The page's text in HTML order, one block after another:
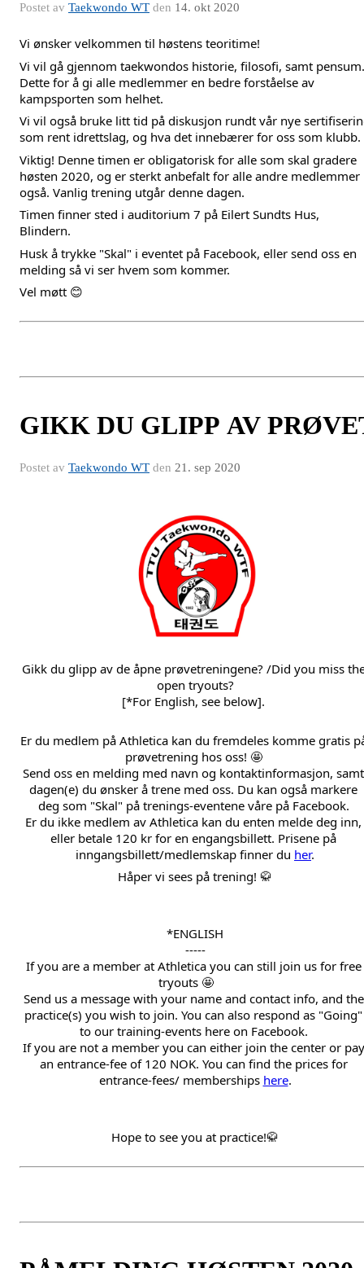
Postet av Taekwondo WT den 14. okt 2020
Vi ønsker velkommen til høstens teoritime!
Vi vil gå gjennom taekwondos historie, filosofi, samt pensum.
Dette for å gi alle medlemmer en bedre forståelse av
kampsporten som helhet.
Vi vil også bruke litt tid på diskusjon rundt vår nye
som rent idrettslag, og hva det innebærer for oss som klubb.
Viktig! Denne timen er obligatorisk for alle som skal gradere
høsten 2020, og er sterkt anbefalt for alle andre medlemmer
også. Vanlig trening utgår denne dagen.
Timen finner sted i auditorium 7 på Eilert Sundts Hus,
Blindern.
Husk å trykke "Skal" i eventet på Facebook, eller send oss en
melding så vi ser hvem som kommer.
Vel møtt 😊
GIKK DU GLIPP AV
Postet av Taekwondo WT den 21. sep 2020
Gikk du glipp av de åpne prøvetreningene? /Did you miss
open tryouts?
[*For English, see below].
Er du medlem på Athletica kan du fremdeles komme gratis
prøvetrening hos oss! 🤩
Send oss en melding med navn og kontaktinformasjon, samt
dagen(e) du ønsker å trene med oss. Du kan også markere
deg som "Skal" på trenings-eventene våre på Facebook.
Er du ikke medlem av Athletica kan du enten melde deg inn,
eller betale 120 kr for en engangsbillett. Prisene på
inngangsbillett/medlemskap finner du her.
Håper vi sees på trening! 🥋
*ENGLISH
-----
If you are a member at Athletica you can still join us for free
tryouts 🤩
Send us a message with your name and contact info, and the
practice(s) you wish to join. You can also respond as "Going"
to our training-events here on Facebook.
If you are not a member you can either join the center or pay
an entrance-fee of 120 NOK. You can find the prices for
entrance-fees/ memberships here.
Hope to see you at practice!🥋